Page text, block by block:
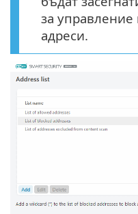
за управление
адреси.